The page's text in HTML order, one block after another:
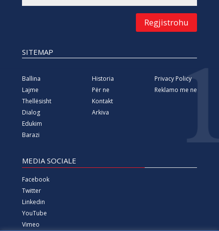
Regjistrohu
SITEMAP
Ballina
Lajme
Thellësisht
Dialog
Edukim
Barazi
Historia
Për ne
Kontakt
Arkiva
Privacy Policy
Reklamo me ne
MEDIA SOCIALE
Facebook
Twitter
Linkedin
YouTube
Vimeo